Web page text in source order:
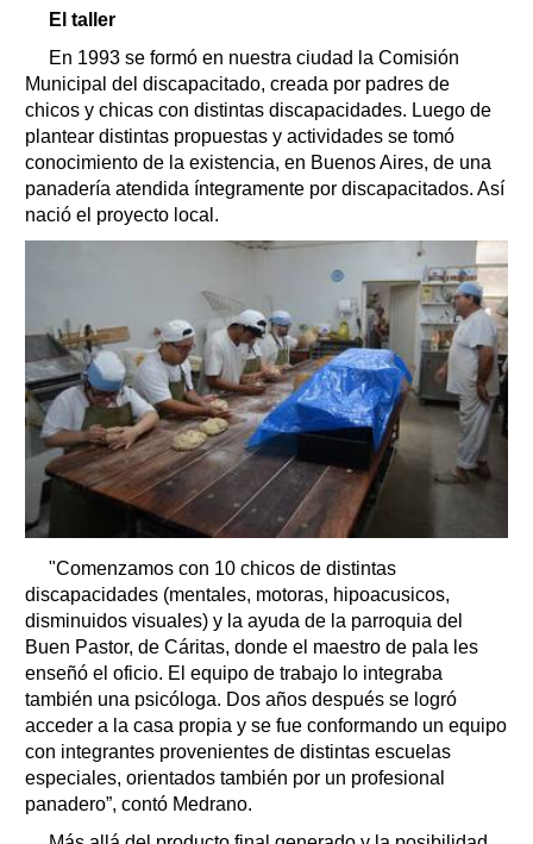
El taller
En 1993 se formó en nuestra ciudad la Comisión
Municipal del discapacitado, creada por padres de
chicos y chicas con distintas discapacidades. Luego de
plantear distintas propuestas y actividades se tomó
conocimiento de la existencia, en Buenos Aires, de una
panadería atendida íntegramente por discapacitados. Así
nació el proyecto local.
"Comenzamos con 10 chicos de distintas
discapacidades (mentales, motoras, hipoacusicos,
disminuidos visuales) y la ayuda de la parroquia del
Buen Pastor, de Cáritas, donde el maestro de pala les
enseñó el oficio. El equipo de trabajo lo integraba
también una psicóloga. Dos años después se logró
acceder a la casa propia y se fue conformando un equipo
con integrantes provenientes de distintas escuelas
especiales, orientados también por un profesional
panadero”, contó Medrano.